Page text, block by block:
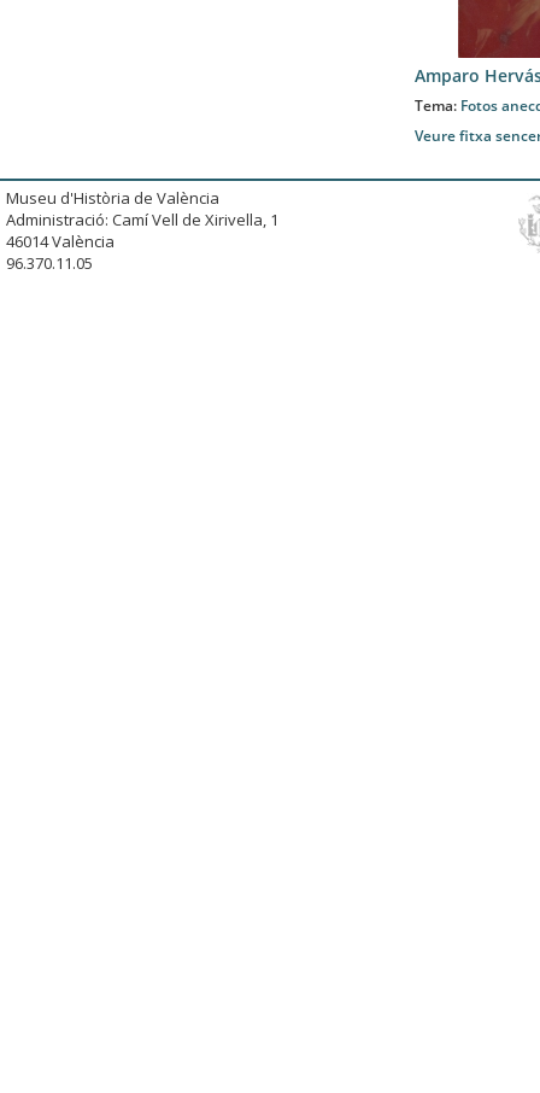
Amparo
Tema: Fotos
Veure fitxa
Museu d'Història de València
Administració: Camí Vell de Xirivella, 1
46014 València
96.370.11.05